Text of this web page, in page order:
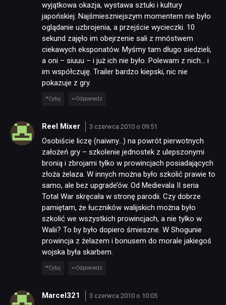
wyjątkowa okazja, wystawa sztuki i kultury
japońskiej. Najśmieszniejszym momentem nie było
oglądanie uzbrojenia, a przejście wycieczki. 10
sekund zajęło im obejrzenie sali z mnóstwem
ciekawych eksponatów. Myśmy tam długo siedzieli,
a oni – siuuu – i już ich nie było. Polewam z nich… i
im współczuję. Trailer bardzo kiepski, nic nie
pokazuje z gry.
Cytuj Odpowiedz
Reel Mixer 3 czerwca 2010 o 09:51
Osobiście liczę (naiwny…) na powrót pierwotnych
założeń gry – szkolenie jednostek z ulepszonymi
bronią i zbrojami tylko w prowincjach posiadających
złoża żelaza. W innych można było szkolić prawie to
samo, ale bez upgrade’ów. Od Medievala II seria
Total War skręcała w stronę parodii. Czy dobrze
pamiętam, że łuczników walijskich można było
szkolić we wszystkich prowincjach, a nie tylko w
Walii? To by było dopiero śmieszne. W Shogunie
prowincja z żelazem i bonusem do morale jakiegoś
wojska była skarbem.
Cytuj Odpowiedz
Marcel321 3 czerwca 2010 o 10:05